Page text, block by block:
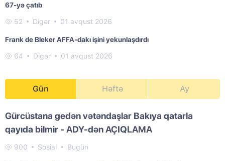
67-yə çatıb
52 Digər 01 avqust 2026
Frank de Bleker AFFA-dakı işini yekunlaşdırdı
64 Digər 01 avqust 2026
Gün Həftə Ay
Gürcüstana gedən vətəndaşlar Bakıya qatarla
qayıda bilmir - ADY-dən AÇIQLAMA
900 Sosial Bugün